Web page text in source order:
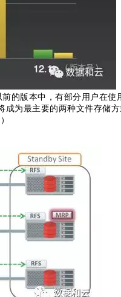
版本中，有部分用户在使
为最主要的两种文件存储